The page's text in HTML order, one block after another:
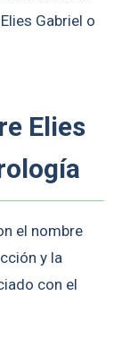
Gabriel o
Elies
el nombre
y la
con el